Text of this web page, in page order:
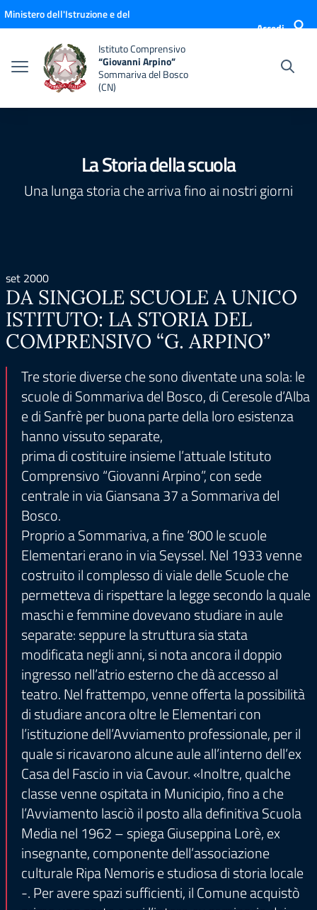
Vai ai contenuti
Vai al menu di navigazione
Vai al footer
Ministero dell'Istruzione e del
Accedi
Istituto Comprensivo
“Giovanni Arpino”
Sommariva del Bosco
(CN)
La Storia della scuola
Una lunga storia che arriva fino ai nostri giorni
set 2000
DA SINGOLE SCUOLE A UNICO
ISTITUTO: LA STORIA DEL
COMPRENSIVO “G. ARPINO”
Tre storie diverse che sono diventate una sola: le
scuole di Sommariva del Bosco, di Ceresole d’Alba
e di Sanfrè per buona parte della loro esistenza
hanno vissuto separate,
prima di costituire insieme l’attuale Istituto
Comprensivo “Giovanni Arpino”, con sede
centrale in via Giansana 37 a Sommariva del
Bosco.
Proprio a Sommariva, a fine ‘800 le scuole
Elementari erano in via Seyssel. Nel 1933 venne
costruito il complesso di viale delle Scuole che
permetteva di rispettare la legge secondo la quale
maschi e femmine dovevano studiare in aule
separate: seppure la struttura sia stata
modificata negli anni, si nota ancora il doppio
ingresso nell’atrio esterno che dà accesso al
teatro. Nel frattempo, venne offerta la possibilità
di studiare ancora oltre le Elementari con
l’istituzione dell’Avviamento professionale, per il
quale si ricavarono alcune aule all’interno dell’ex
Casa del Fascio in via Cavour. «Inoltre, qualche
classe venne ospitata in Municipio, fino a che
l’Avviamento lasciò il posto alla definitiva Scuola
Media nel 1962 – spiega Giuseppina Lorè, ex
insegnante, componente dell’associazione
culturale Ripa Nemoris e studiosa di storia locale
-. Per avere spazi sufficienti, il Comune acquistò